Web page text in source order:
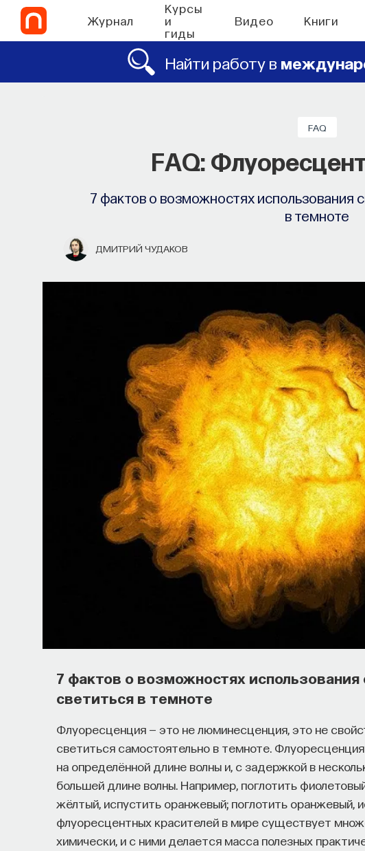
Журнал
Курсы
и
гиды
Видео Книги
Найти работу в
FAQ
FAQ:
7 фактов о возможностях использования
в темноте
ДМИТРИЙ ЧУДАКОВ
7 фактов о возможностях
светиться в темноте
Флуоресценция — это не люминесценция, это не
светиться самостоятельно в темноте.
на определённой длине волны и, с задержкой в
большей длине волны. Например, поглотить
жёлтый, испустить оранжевый; поглотить оранжевый,
флуоресцентных красителей в мире существует
химически, и с ними делается масса полезных